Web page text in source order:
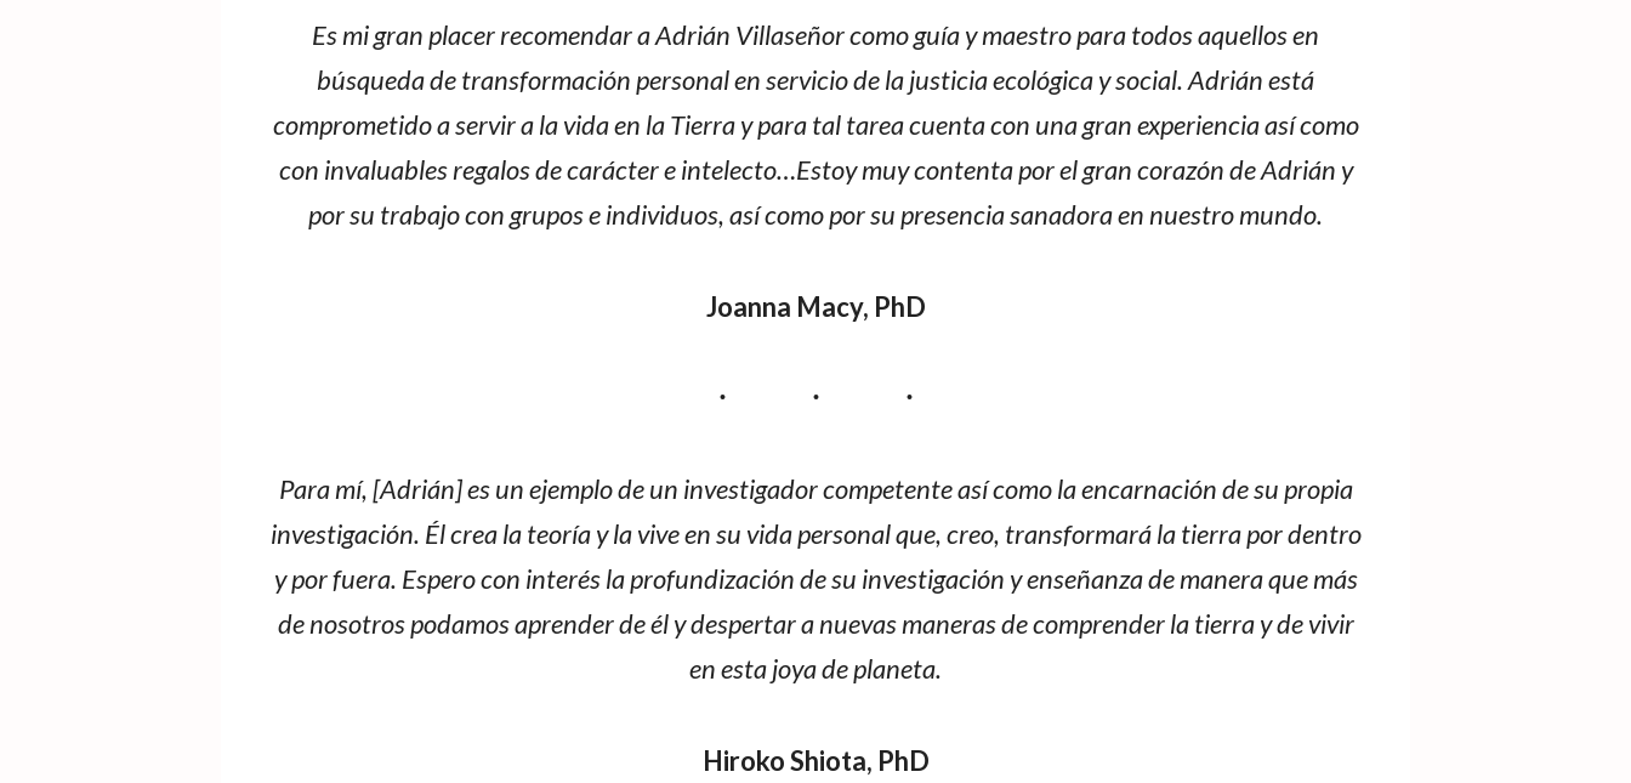
Es mi gran placer recomendar a Adrián Villaseñor como guía y maestro para todos aquellos en
búsqueda de transformación personal en servicio de la justicia ecológica y social. Adrián está
comprometido a servir a la vida en la Tierra y para tal tarea cuenta con una gran experiencia así como
con invaluables regalos de carácter e intelecto…Estoy muy contenta por el gran corazón de Adrián y
por su trabajo con grupos e individuos, así como por su presencia sanadora en nuestro mundo.
Joanna Macy, PhD
Para mí, [Adrián] es un ejemplo de un investigador competente así como la encarnación de su propia
investigación. Él crea la teoría y la vive en su vida personal que, creo, transformará la tierra por dentro
y por fuera. Espero con interés la profundización de su investigación y enseñanza de manera que más
de nosotros podamos aprender de él y despertar a nuevas maneras de comprender la tierra y de vivir
en esta joya de planeta.
Hiroko Shiota, PhD